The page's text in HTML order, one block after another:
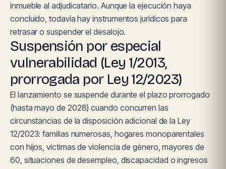
inmueble al adjudicatario. Aunque la ejecución haya
concluido, todavía hay instrumentos jurídicos para
retrasar o suspender el desalojo.
Suspensión por especial
vulnerabilidad (Ley 1/2013,
prorrogada por Ley 12/2023)
El lanzamiento se suspende durante el plazo prorrogado
(hasta mayo de 2028) cuando concurren las
circunstancias de la disposición adicional de la Ley
12/2023: familias numerosas, hogares monoparentales
con hijos, víctimas de violencia de género, mayores de
60, situaciones de desempleo, discapacidad o ingresos